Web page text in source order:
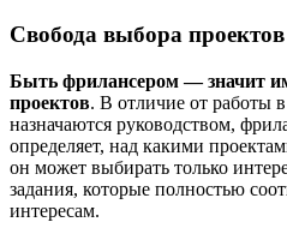
Свобода выбора проектов
Быть фрилансером — значит
проектов. В отличие от работы
назначаются руководством,
определяет, над какими
он может выбирать только
задания, которые полностью
интересам.